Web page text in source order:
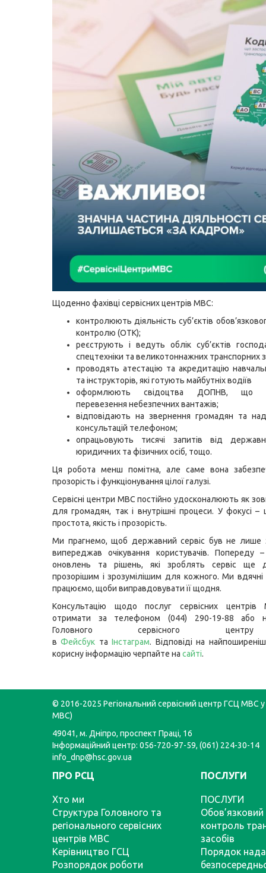
Щоденно фахівці сервісних центрів МВС:
контролюють діяльність суб’єктів
контролю (ОТК);
реєструють і ведуть облік суб’єктів
спецтехніки та великотоннажних транспорних
проводять атестацію та акредитацію
та інструкторів, які готують майбутніх водіїв
оформлюють свідоцтва ДОПНВ, що
перевезення небезпечних вантажів;
відповідають на звернення громадян та
консультацій телефоном;
опрацьовують тисячі запитів від
юридичних та фізичних осіб, тощо.
Ця робота менш помітна, але саме вона
прозорість і функціонування цілої галузі.
Сервісні центри МВС постійно удосконалюють як
для громадян, так і внутрішні процеси. У фокусі –
простота, якість і прозорість.
Ми прагнемо, щоб державний сервіс був не лише
випереджав очікування користувачів.
оновлень та рішень, які зроблять сервіс ще
прозорішим і зрозумілішим для кожного. Ми вдячні
працюємо, щоби виправдовувати її щодня.
Консультацію щодо послуг сервісних
отримати за телефоном (044) 290-19-88 або
Головного сервісного
вФейсбук таІнстаграм. Відповіді на
корисну інформацію черпайте на сайті.
© 2016-2025 Регіональний сервісний центр ГСЦ МВС у
МВС)
49041, м. Дніпро, проспект Праці, 16
Інформаційний центр: 056-720-97-59, (061) 224-30-14
info_dnp@hsc.gov.ua
ПРО РСЦ
Хто ми
Структура Головного та
регіонального сервісних
центрів МВС
Керівництво ГСЦ
Розпорядок роботи
ПОСЛУГИ
ПОСЛУГИ
Обов’язковий
контроль
засобів
Порядок